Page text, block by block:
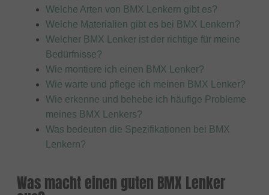
Welche Arten von BMX Lenkern gibt es?
Welche Materialien gibt es bei BMX Lenkern?
Welcher BMX Lenker ist der richtige für meine
Bedürfnisse?
Wie montiere ich einen BMX Lenker?
Wie warte und pflege ich meinen BMX Lenker?
Wie erkenne und behebe ich häufige Probleme
meines BMX Lenkers?
Was bedeuten die Spezifikationen bei BMX
Lenkern?
Was macht einen guten BMX Lenker